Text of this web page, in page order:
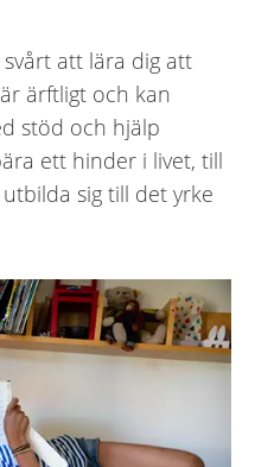
att lära dig att
ärftligt och kan
stöd och hjälp
ett hinder i livet, till
sig till det yrke